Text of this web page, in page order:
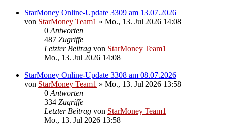
StarMoney Online-Update 3309 am 13.07.2026
von StarMoney Team1 » Mo., 13. Jul 2026 14:08
0 Antworten
487 Zugriffe
Letzter Beitrag von StarMoney Team1
Mo., 13. Jul 2026 14:08
StarMoney Online-Update 3308 am 08.07.2026
von StarMoney Team1 » Mo., 13. Jul 2026 13:58
0 Antworten
334 Zugriffe
Letzter Beitrag von StarMoney Team1
Mo., 13. Jul 2026 13:58